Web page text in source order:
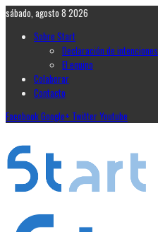
sábado, agosto 8 2026
Sobre Start
Declaración de intenciones
El equipo
Colaborar
Contacto
FacebookGoogle+ TwitterYoutube